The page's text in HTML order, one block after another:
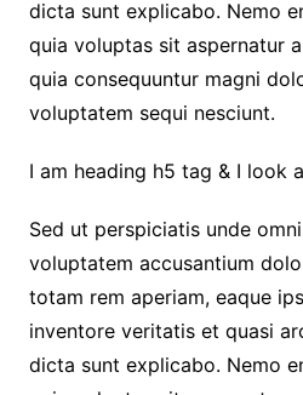
dicta sunt explicabo. Nemo
quia voluptas sit aspernatur
quia consequuntur magni
voluptatem sequi nesciunt.
I am heading h5 tag & I look
Sed ut perspiciatis unde
voluptatem accusantium
totam rem aperiam, eaque
inventore veritatis et quasi
dicta sunt explicabo. Nemo